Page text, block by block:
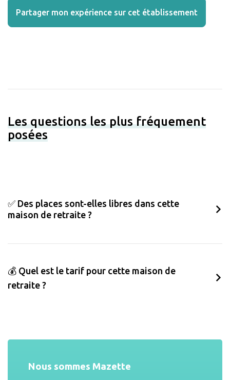
Partager mon expérience sur cet établissement
Les questions les plus fréquement
posées
✅ Des places sont-elles libres dans cette
maison de retraite ?
💰 Quel est le tarif pour cette maison de
retraite ?
Nous sommes Mazette